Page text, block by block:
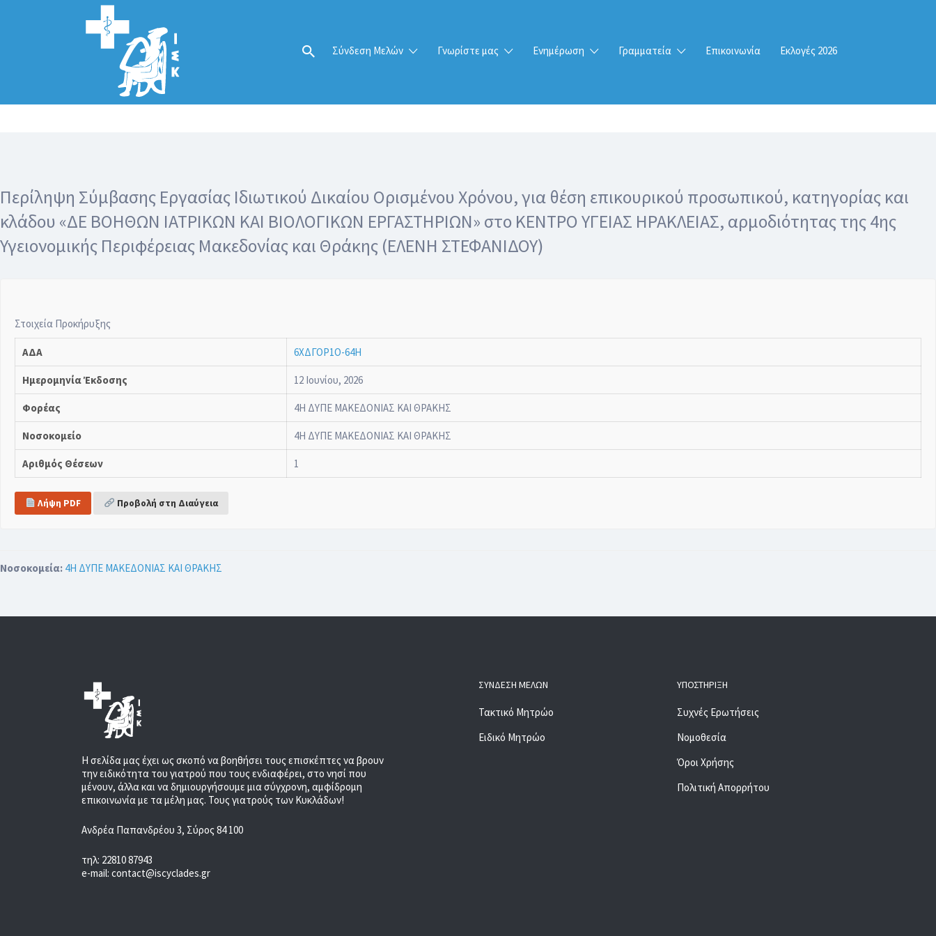
Σύνδεση Μελών Γνωρίστε μας Ενημέρωση Γραμματεία Επικοινωνία Εκλογές 2026
Αναζήτηση
για:
Περίληψη Σύμβασης Εργασίας Ιδιωτικού Δικαίου Ορισμένου Χρόνου, για θέση επικουρικού προσωπικού, κατηγορίας και
κλάδου «ΔΕ ΒΟΗΘΩΝ ΙΑΤΡΙΚΩΝ ΚΑΙ ΒΙΟΛΟΓΙΚΩΝ ΕΡΓΑΣΤΗΡΙΩΝ» στο ΚΕΝΤΡΟ ΥΓΕΙΑΣ ΗΡΑΚΛΕΙΑΣ, αρμοδιότητας της 4ης
Υγειονομικής Περιφέρειας Μακεδονίας και Θράκης (ΕΛΕΝΗ ΣΤΕΦΑΝΙΔΟΥ)
Στοιχεία Προκήρυξης
ΑΔΑ 6ΧΔΓΟΡ1Ο-64Η
Ημερομηνία Έκδοσης 12 Ιουνίου, 2026
Φορέας 4Η ΔΥΠΕ ΜΑΚΕΔΟΝΙΑΣ ΚΑΙ ΘΡΑΚΗΣ
Νοσοκομείο 4Η ΔΥΠΕ ΜΑΚΕΔΟΝΙΑΣ ΚΑΙ ΘΡΑΚΗΣ
Αριθμός Θέσεων 1
Λήψη PDF Προβολή στη Διαύγεια
Νοσοκομεία: 4Η ΔΥΠΕ ΜΑΚΕΔΟΝΙΑΣ ΚΑΙ ΘΡΑΚΗΣ
Η σελίδα μας έχει ως σκοπό να βοηθήσει τους επισκέπτες να βρουν
την ειδικότητα του γιατρού που τους ενδιαφέρει, στο νησί που
μένουν, άλλα και να δημιουργήσουμε μια σύγχρονη, αμφίδρομη
επικοινωνία με τα μέλη μας. Τους γιατρούς των Κυκλάδων!
Ανδρέα Παπανδρέου 3, Σύρος 84 100
τηλ: 22810 87943
e-mail: contact@iscyclades.gr
ΣΎΝΔΕΣΗ ΜΕΛΏΝ
Τακτικό Μητρώο
Ειδικό Μητρώο
ΥΠΟΣΤΉΡΙΞΗ
Συχνές Ερωτήσεις
Νομοθεσία
Όροι Χρήσης
Πολιτική Απορρήτου